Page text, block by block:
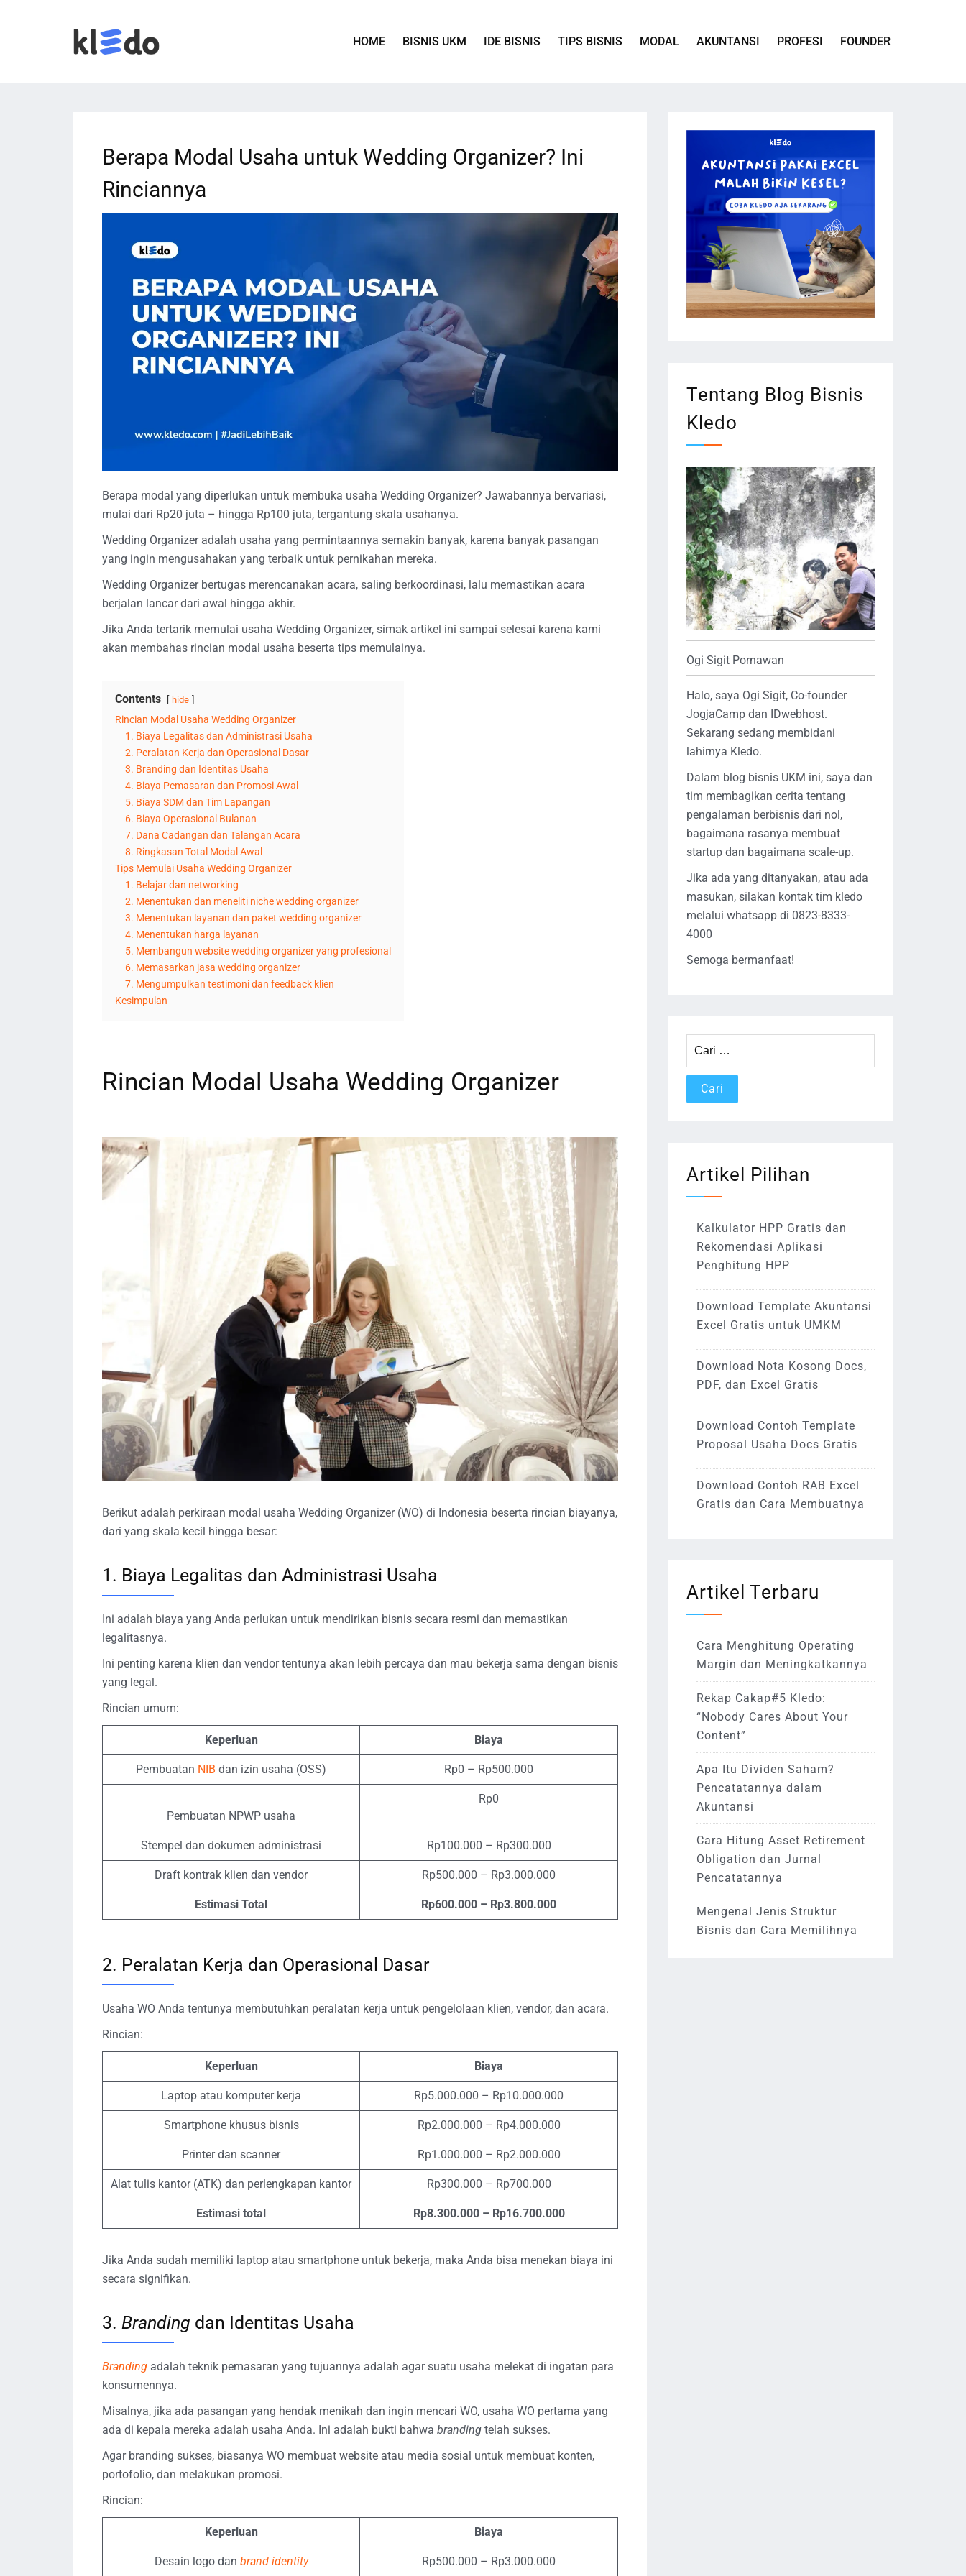
HOME BISNIS UKM IDE BISNIS TIPS BISNIS MODAL AKUNTANSI PROFESI FOUNDER
Berapa Modal Usaha untuk Wedding Organizer? Ini
Rinciannya
Berapa modal yang diperlukan untuk membuka usaha Wedding Organizer? Jawabannya bervariasi,
mulai dari Rp20 juta – hingga Rp100 juta, tergantung skala usahanya.
Wedding Organizer adalah usaha yang permintaannya semakin banyak, karena banyak pasangan
yang ingin mengusahakan yang terbaik untuk pernikahan mereka.
Wedding Organizer bertugas merencanakan acara, saling berkoordinasi, lalu memastikan acara
berjalan lancar dari awal hingga akhir.
Jika Anda tertarik memulai usaha Wedding Organizer, simak artikel ini sampai selesai karena kami
akan membahas rincian modal usaha beserta tips memulainya.
Contents hide
Rincian Modal Usaha Wedding Organizer
1. Biaya Legalitas dan Administrasi Usaha
2. Peralatan Kerja dan Operasional Dasar
3. Branding dan Identitas Usaha
4. Biaya Pemasaran dan Promosi Awal
5. Biaya SDM dan Tim Lapangan
6. Biaya Operasional Bulanan
7. Dana Cadangan dan Talangan Acara
8. Ringkasan Total Modal Awal
Tips Memulai Usaha Wedding Organizer
1. Belajar dan networking
2. Menentukan dan meneliti niche wedding organizer
3. Menentukan layanan dan paket wedding organizer
4. Menentukan harga layanan
5. Membangun website wedding organizer yang profesional
6. Memasarkan jasa wedding organizer
7. Mengumpulkan testimoni dan feedback klien
Kesimpulan
Rincian Modal Usaha Wedding Organizer
Berikut adalah perkiraan modal usaha Wedding Organizer (WO) di Indonesia beserta rincian biayanya,
dari yang skala kecil hingga besar:
1. Biaya Legalitas dan Administrasi Usaha
Ini adalah biaya yang Anda perlukan untuk mendirikan bisnis secara resmi dan memastikan
legalitasnya.
Ini penting karena klien dan vendor tentunya akan lebih percaya dan mau bekerja sama dengan bisnis
yang legal.
Rincian umum:
Keperluan Biaya
Pembuatan NIB dan izin usaha (OSS) Rp0 – Rp500.000
Pembuatan NPWP usaha
Rp0
Stempel dan dokumen administrasi Rp100.000 – Rp300.000
Draft kontrak klien dan vendor Rp500.000 – Rp3.000.000
Estimasi Total Rp600.000 – Rp3.800.000
2. Peralatan Kerja dan Operasional Dasar
Usaha WO Anda tentunya membutuhkan peralatan kerja untuk pengelolaan klien, vendor, dan acara.
Rincian:
Keperluan Biaya
Laptop atau komputer kerja Rp5.000.000 – Rp10.000.000
Smartphone khusus bisnis Rp2.000.000 – Rp4.000.000
Printer dan scanner Rp1.000.000 – Rp2.000.000
Alat tulis kantor (ATK) dan perlengkapan kantor Rp300.000 – Rp700.000
Estimasi total Rp8.300.000 – Rp16.700.000
Jika Anda sudah memiliki laptop atau smartphone untuk bekerja, maka Anda bisa menekan biaya ini
secara signifikan.
3. Branding dan Identitas Usaha
Branding adalah teknik pemasaran yang tujuannya adalah agar suatu usaha melekat di ingatan para
konsumennya.
Misalnya, jika ada pasangan yang hendak menikah dan ingin mencari WO, usaha WO pertama yang
ada di kepala mereka adalah usaha Anda. Ini adalah bukti bahwa branding telah sukses.
Agar branding sukses, biasanya WO membuat website atau media sosial untuk membuat konten,
portofolio, dan melakukan promosi.
Rincian:
Keperluan Biaya
Desain logo dan brand identity Rp500.000 – Rp3.000.000
Tentang Blog Bisnis
Kledo
Ogi Sigit Pornawan
Halo, saya Ogi Sigit, Co-founder
JogjaCamp dan IDwebhost.
Sekarang sedang membidani
lahirnya Kledo.
Dalam blog bisnis UKM ini, saya dan
tim membagikan cerita tentang
pengalaman berbisnis dari nol,
bagaimana rasanya membuat
startup dan bagaimana scale-up.
Jika ada yang ditanyakan, atau ada
masukan, silakan kontak tim kledo
melalui whatsapp di 0823-8333-
4000
Semoga bermanfaat!
untuk:
Artikel Pilihan
Kalkulator HPP Gratis dan
Rekomendasi Aplikasi
Penghitung HPP
Download Template Akuntansi
Excel Gratis untuk UMKM
Download Nota Kosong Docs,
PDF, dan Excel Gratis
Download Contoh Template
Proposal Usaha Docs Gratis
Download Contoh RAB Excel
Gratis dan Cara Membuatnya
Artikel Terbaru
Cara Menghitung Operating
Margin dan Meningkatkannya
Rekap Cakap#5 Kledo:
“Nobody Cares About Your
Content”
Apa Itu Dividen Saham?
Pencatatannya dalam
Akuntansi
Cara Hitung Asset Retirement
Obligation dan Jurnal
Pencatatannya
Mengenal Jenis Struktur
Bisnis dan Cara Memilihnya